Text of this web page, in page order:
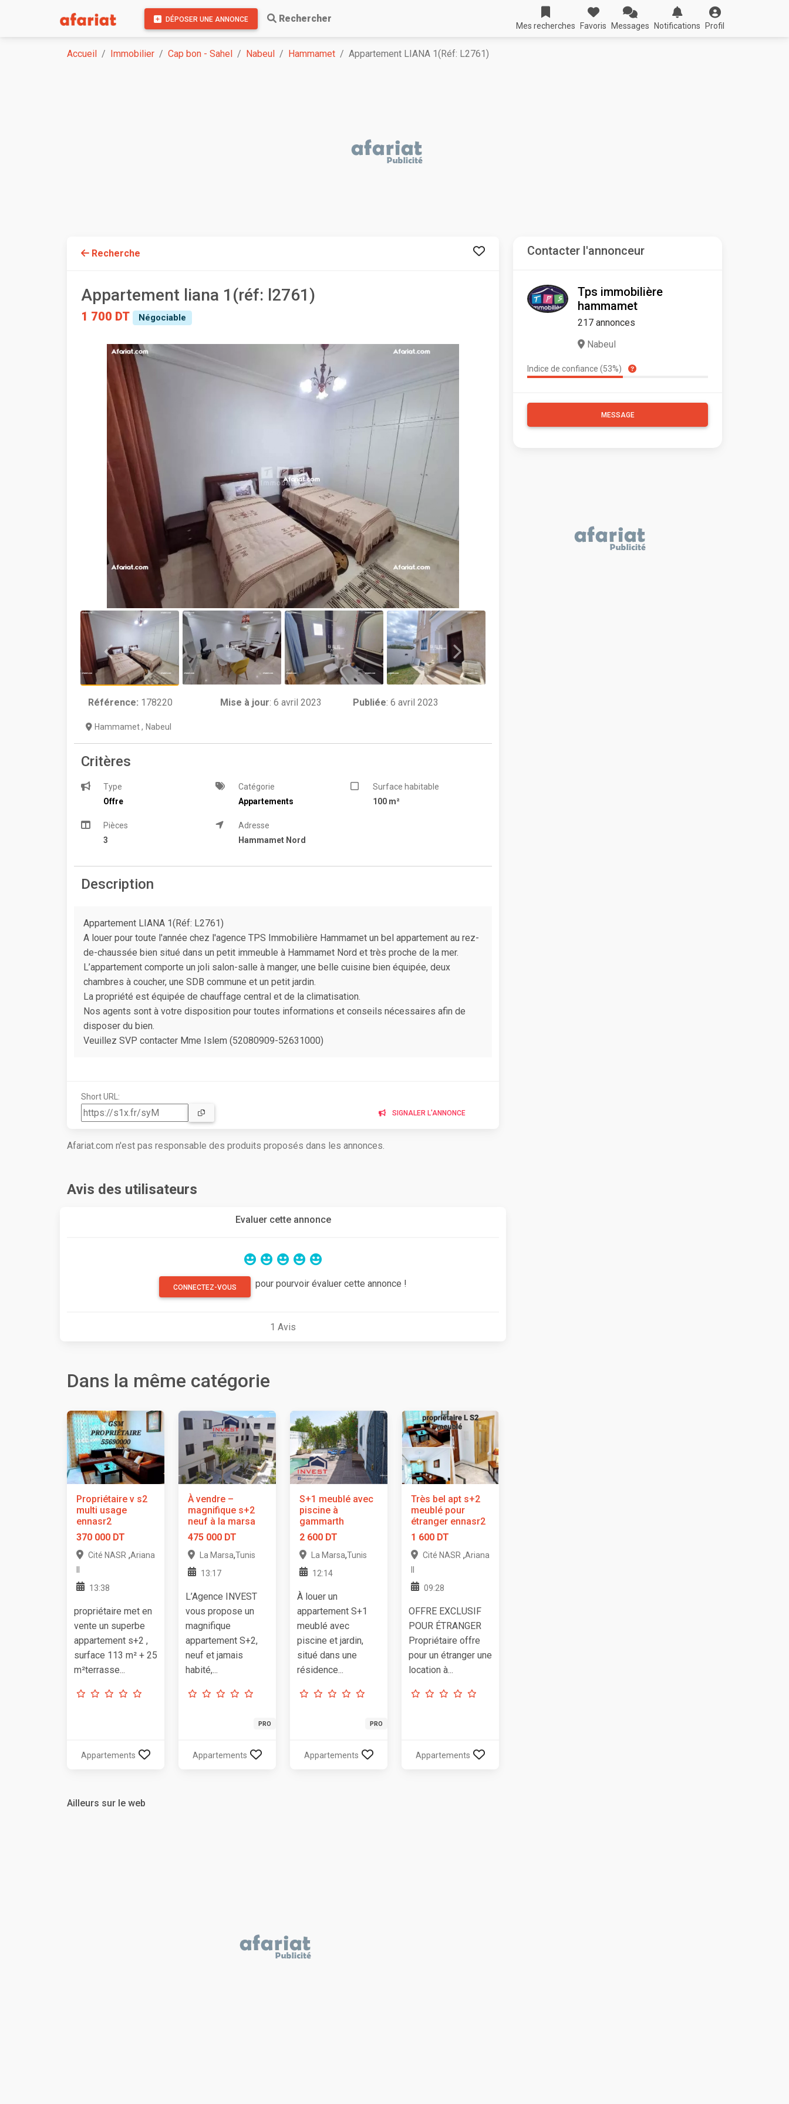
DÉPOSER UNE ANNONCE Rechercher
Mes recherches Favoris Messages Notifications Profil
Accueil Immobilier Cap bon - Sahel Nabeul Hammamet Appartement LIANA 1(Réf: L2761)
Recherche
Appartement liana 1(réf: l2761)
1 700 DT Négociable
Référence: 178220 Mise à jour:6 avril 2023 Publiée: 6 avril 2023
Hammamet, Nabeul
Critères
Type
Offre
Catégorie
Appartements
Surface habitable
100 m²
Pièces
3
Adresse
Hammamet Nord
Description
Appartement LIANA 1(Réf: L2761)
A louer pour toute l'année chez l'agence TPS Immobilière Hammamet un bel appartement au rez-
de-chaussée bien situé dans un petit immeuble à Hammamet Nord et très proche de la mer.
L’appartement comporte un joli salon-salle à manger, une belle cuisine bien équipée, deux
chambres à coucher, une SDB commune et un petit jardin.
La propriété est équipée de chauffage central et de la climatisation.
Nos agents sont à votre disposition pour toutes informations et conseils nécessaires afin de
disposer du bien.
Veuillez SVP contacter Mme Islem (52080909-52631000)
Short URL:
SIGNALER L'ANNONCE
Afariat.com n'est pas responsable des produits proposés dans les annonces.
Avis des utilisateurs
Evaluer cette annonce
CONNECTEZ-VOUS pour pourvoir évaluer cette annonce !
1 Avis
Dans la même catégorie
Propriétaire v s2
multi usage
ennasr2
370 000 DT
Cité NASR ,Ariana
13:38
propriétaire met en
vente un superbe
appartement s+2 ,
surface 113 m² + 25
m²terrasse...
Appartements
À vendre –
magnifique s+2
neuf à la marsa
475 000 DT
La Marsa,Tunis
13:17
L’Agence INVEST
vous propose un
magnifique
appartement S+2,
neuf et jamais
habité,...
PRO
Appartements
S+1 meublé avec
piscine à
gammarth
2 600 DT
La Marsa,Tunis
12:14
À louer un
appartement S+1
meublé avec
piscine et jardin,
situé dans une
résidence...
PRO
Appartements
Très bel apt s+2
meublé pour
étranger ennasr2
1 600 DT
Cité NASR ,Ariana
09:28
OFFRE EXCLUSIF
POUR ÉTRANGER
Propriétaire offre
pour un étranger une
location à...
Appartements
Ailleurs sur le web
Contacter l'annonceur
Tps immobilière
hammamet
217 annonces
Nabeul
Indice de confiance (53%)
MESSAGE